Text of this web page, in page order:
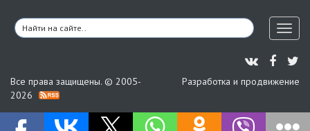
Все права защищены. © 2005-
2026
Разработка и продвижение